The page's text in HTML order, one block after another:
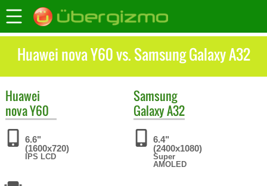
Huawei nova Y60 vs. Samsung Galaxy A32
Huawei
nova Y60
6.6"
(1600x720)
IPS LCD
Samsung
Galaxy A32
6.4"
(2400x1080)
Super
AMOLED